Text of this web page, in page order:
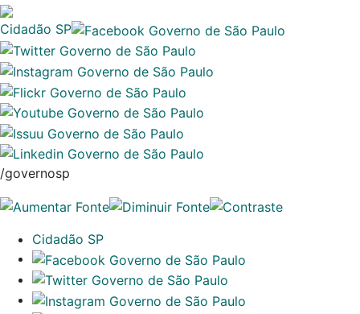
Cidadão SP
/governosp
Cidadão SP